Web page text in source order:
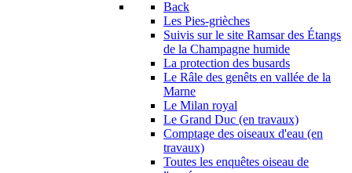
Back
Les Pies-grièches
Suivis sur le site Ramsar des Étangs
de la Champagne humide
La protection des busards
Le Râle des genêts en vallée de la
Marne
Le Milan royal
Le Grand Duc (en travaux)
Comptage des oiseaux d'eau (en
travaux)
Toutes les enquêtes oiseau de